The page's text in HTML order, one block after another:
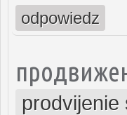
odpowiedz